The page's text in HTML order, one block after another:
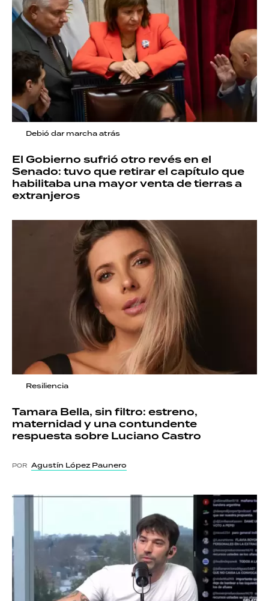
Debió dar marcha atrás
El Gobierno sufrió otro revés en el
Senado: tuvo que retirar el capítulo que
habilitaba una mayor venta de tierras a
extranjeros
Resiliencia
Tamara Bella, sin filtro: estreno,
maternidad y una contundente
respuesta sobre Luciano Castro
POR Agustín López Paunero